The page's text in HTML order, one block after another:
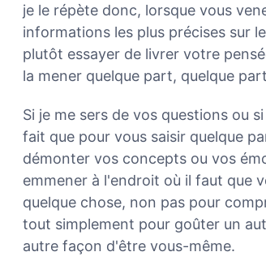
je le répète donc, lorsque vous
informations les plus précises sur
plutôt essayer de livrer votre
la mener quelque part, quelque
Si je me sers de vos questions ou
fait que pour vous saisir quelque
démonter vos concepts ou vos
emmener à l'endroit où il faut que
quelque chose, non pas pour
tout simplement pour goûter un
autre façon d'être vous-même.